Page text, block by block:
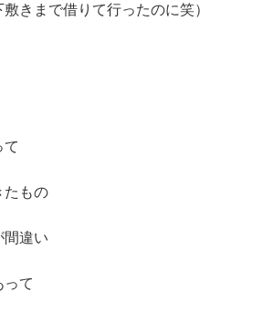
敷きまで借りて行ったのに笑）
て
たもの
間違い
って